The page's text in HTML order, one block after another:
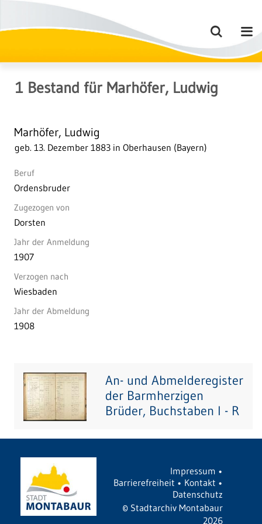
1 Bestand für Marhöfer, Ludwig
Marhöfer, Ludwig
geb. 13. Dezember 1883 in Oberhausen (Bayern)
Beruf
Ordensbruder
Zugezogen von
Dorsten
Jahr der Anmeldung
1907
Verzogen nach
Wiesbaden
Jahr der Abmeldung
1908
An- und Abmelderegister
der Barmherzigen
Brüder, Buchstaben I - R
Impressum •
Barrierefreiheit • Kontakt •
Datenschutz
© Stadtarchiv Montabaur
2026